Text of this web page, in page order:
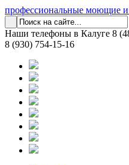
профессиональные моющие и
Наши телефоны в Калуге 8
8 (930) 754-15-16